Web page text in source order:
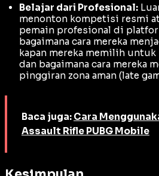
Belajar dari Profesional:
menonton kompetisi resmi
pemain profesional di
bagaimana cara mereka
kapan mereka memilih untuk
dan bagaimana cara mereka
pinggiran zona aman (late
Baca juga: Cara
Assault Rifle PUBG Mobile